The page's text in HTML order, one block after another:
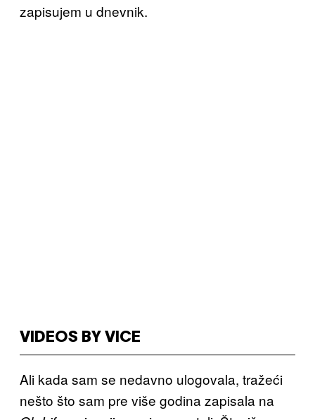
zapisujem u dnevnik.
VIDEOS BY VICE
Ali kada sam se nedavno ulogovala, tražeći
nešto što sam pre više godina zapisala na